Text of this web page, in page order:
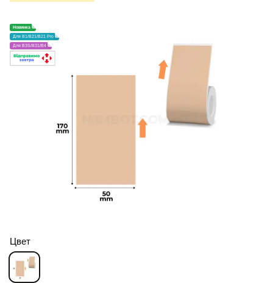
Новинка
Для B1/B21/B21 Pro
Для B3S/B31/B4
Цвет